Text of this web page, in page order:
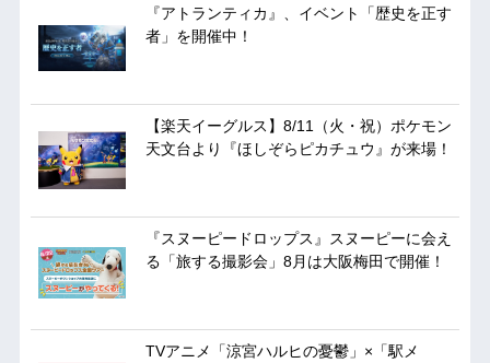
『アトランティカ』、イベント「歴史を正す
者」を開催中！
【楽天イーグルス】8/11（火・祝）ポケモン
天文台より『ほしぞらピカチュウ』が来場！
『スヌーピードロップス』スヌーピーに会え
る「旅する撮影会」8月は大阪梅田で開催！
TVアニメ「涼宮ハルヒの憂鬱」×「駅メ